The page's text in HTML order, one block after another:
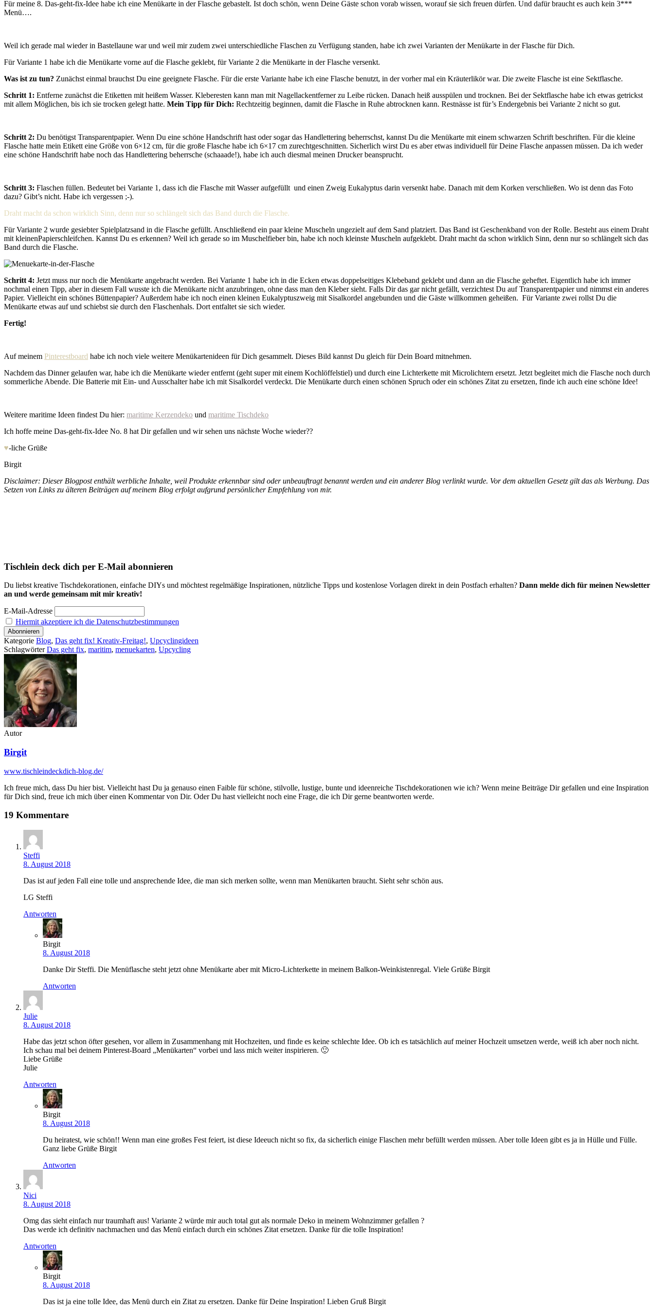
Für meine 8. Das-geht-fix-Idee habe ich eine Menükarte in der Flasche gebastelt. Ist doch schön, wenn Deine Gäste schon vorab wissen, worauf sie sich freuen dürfen. Und dafür braucht es auch kein 3***
Menü….
Weil ich gerade mal wieder in Bastellaune war und weil mir zudem zwei unterschiedliche Flaschen zu Verfügung standen, habe ich zwei Varianten der Menükarte in der Flasche für Dich.
Für Variante 1 habe ich die Menükarte vorne auf die Flasche geklebt, für Variante 2 die Menükarte in der Flasche versenkt.
Was ist zu tun? Zunächst einmal brauchst Du eine geeignete Flasche. Für die erste Variante habe ich eine Flasche benutzt, in der vorher mal ein Kräuterlikör war. Die zweite Flasche ist eine Sektflasche.
Schritt 1: Entferne zunächst die Etiketten mit heißem Wasser. Kleberesten kann man mit Nagellackentferner zu Leibe rücken. Danach heiß ausspülen und trocknen. Bei der Sektflasche habe ich etwas getrickst
mit allem Möglichen, bis ich sie trocken gelegt hatte. Mein Tipp für Dich: Rechtzeitig beginnen, damit die Flasche in Ruhe abtrocknen kann. Restnässe ist für’s Endergebnis bei Variante 2 nicht so gut.
Schritt 2: Du benötigst Transparentpapier. Wenn Du eine schöne Handschrift hast oder sogar das Handlettering beherrschst, kannst Du die Menükarte mit einem schwarzen Schrift beschriften. Für die kleine
Flasche hatte mein Etikett eine Größe von 6×12 cm, für die große Flasche habe ich 6×17 cm zurechtgeschnitten. Sicherlich wirst Du es aber etwas individuell für Deine Flasche anpassen müssen. Da ich weder
eine schöne Handschrift habe noch das Handlettering beherrsche (schaaade!), habe ich auch diesmal meinen Drucker beansprucht.
Schritt 3: Flaschen füllen. Bedeutet bei Variante 1, dass ich die Flasche mit Wasser aufgefüllt und einen Zweig Eukalyptus darin versenkt habe. Danach mit dem Korken verschließen. Wo ist denn das Foto
dazu? Gibt’s nicht. Habe ich vergessen ;-).
Draht macht da schon wirklich Sinn, denn nur so schlängelt sich das Band durch die Flasche.
Für Variante 2 wurde gesiebter Spielplatzsand in die Flasche gefüllt. Anschließend ein paar kleine Muscheln ungezielt auf dem Sand platziert. Das Band ist Geschenkband von der Rolle. Besteht aus einem Draht
mit kleinenPapierschleifchen. Kannst Du es erkennen? Weil ich gerade so im Muschelfieber bin, habe ich noch kleinste Muscheln aufgeklebt. Draht macht da schon wirklich Sinn, denn nur so schlängelt sich das
Band durch die Flasche.
Schritt 4: Jetzt muss nur noch die Menükarte angebracht werden. Bei Variante 1 habe ich in die Ecken etwas doppelseitiges Klebeband geklebt und dann an die Flasche geheftet. Eigentlich habe ich immer
nochmal einen Tipp, aber in diesem Fall wusste ich die Menükarte nicht anzubringen, ohne dass man den Kleber sieht. Falls Dir das gar nicht gefällt, verzichtest Du auf Transparentpapier und nimmst ein anderes
Papier. Vielleicht ein schönes Büttenpapier? Außerdem habe ich noch einen kleinen Eukalyptuszweig mit Sisalkordel angebunden und die Gäste willkommen geheißen. Für Variante zwei rollst Du die
Menükarte etwas auf und schiebst sie durch den Flaschenhals. Dort entfaltet sie sich wieder.
Fertig!
Auf meinem Pinterestboard habe ich noch viele weitere Menükartenideen für Dich gesammelt. Dieses Bild kannst Du gleich für Dein Board mitnehmen.
Nachdem das Dinner gelaufen war, habe ich die Menükarte wieder entfernt (geht super mit einem Kochlöffelstiel) und durch eine Lichterkette mit Microlichtern ersetzt. Jetzt begleitet mich die Flasche noch durch
sommerliche Abende. Die Batterie mit Ein- und Ausschalter habe ich mit Sisalkordel verdeckt. Die Menükarte durch einen schönen Spruch oder ein schönes Zitat zu ersetzen, finde ich auch eine schöne Idee!
Weitere maritime Ideen findest Du hier: maritime Kerzendeko und maritime Tischdeko
Ich hoffe meine Das-geht-fix-Idee No. 8 hat Dir gefallen und wir sehen uns nächste Woche wieder??
♥-liche Grüße
Birgit
Disclaimer: Dieser Blogpost enthält werbliche Inhalte, weil Produkte erkennbar sind oder unbeauftragt benannt werden und ein anderer Blog verlinkt wurde. Vor dem aktuellen Gesetz gilt das als Werbung. Das
Setzen von Links zu älteren Beiträgen auf meinem Blog erfolgt aufgrund persönlicher Empfehlung von mir.
Tischlein deck dich per E-Mail abonnieren
Du liebst kreative Tischdekorationen, einfache DIYs und möchtest regelmäßige Inspirationen, nützliche Tipps und kostenlose Vorlagen direkt in dein Postfach erhalten? Dann melde dich für meinen Newsletter
an und werde gemeinsam mit mir kreativ!
E-Mail-Adresse
Hiermit akzeptiere ich die Datenschutzbestimmungen
Kategorie Blog, Das geht fix! Kreativ-Freitag!, Upcyclingideen
SchlagwörterDas geht fix, maritim, menuekarten, Upcycling
Autor
Birgit
www.tischleindeckdich-blog.de/
Ich freue mich, dass Du hier bist. Vielleicht hast Du ja genauso einen Faible für schöne, stilvolle, lustige, bunte und ideenreiche Tischdekorationen wie ich? Wenn meine Beiträge Dir gefallen und eine Inspiration
für Dich sind, freue ich mich über einen Kommentar von Dir. Oder Du hast vielleicht noch eine Frage, die ich Dir gerne beantworten werde.
19 Kommentare
Steffi
8. August 2018
Das ist auf jeden Fall eine tolle und ansprechende Idee, die man sich merken sollte, wenn man Menükarten braucht. Sieht sehr schön aus.
LG Steffi
Antworten
Birgit
8. August 2018
Danke Dir Steffi. Die Menüflasche steht jetzt ohne Menükarte aber mit Micro-Lichterkette in meinem Balkon-Weinkistenregal. Viele Grüße Birgit
Antworten
Julie
8. August 2018
Habe das jetzt schon öfter gesehen, vor allem in Zusammenhang mit Hochzeiten, und finde es keine schlechte Idee. Ob ich es tatsächlich auf meiner Hochzeit umsetzen werde, weiß ich aber noch nicht.
Ich schau mal bei deinem Pinterest-Board „Menükarten“ vorbei und lass mich weiter inspirieren. 🙂
Liebe Grüße
Julie
Antworten
Birgit
8. August 2018
Du heiratest, wie schön!! Wenn man eine großes Fest feiert, ist diese Ideeuch nicht so fix, da sicherlich einige Flaschen mehr befüllt werden müssen. Aber tolle Ideen gibt es ja in Hülle und Fülle.
Ganz liebe Grüße Birgit
Antworten
Nici
8. August 2018
Omg das sieht einfach nur traumhaft aus! Variante 2 würde mir auch total gut als normale Deko in meinem Wohnzimmer gefallen ?
Das werde ich definitiv nachmachen und das Menü einfach durch ein schönes Zitat ersetzen. Danke für die tolle Inspiration!
Antworten
Birgit
8. August 2018
Das ist ja eine tolle Idee, das Menü durch ein Zitat zu ersetzen. Danke für Deine Inspiration! Lieben Gruß Birgit